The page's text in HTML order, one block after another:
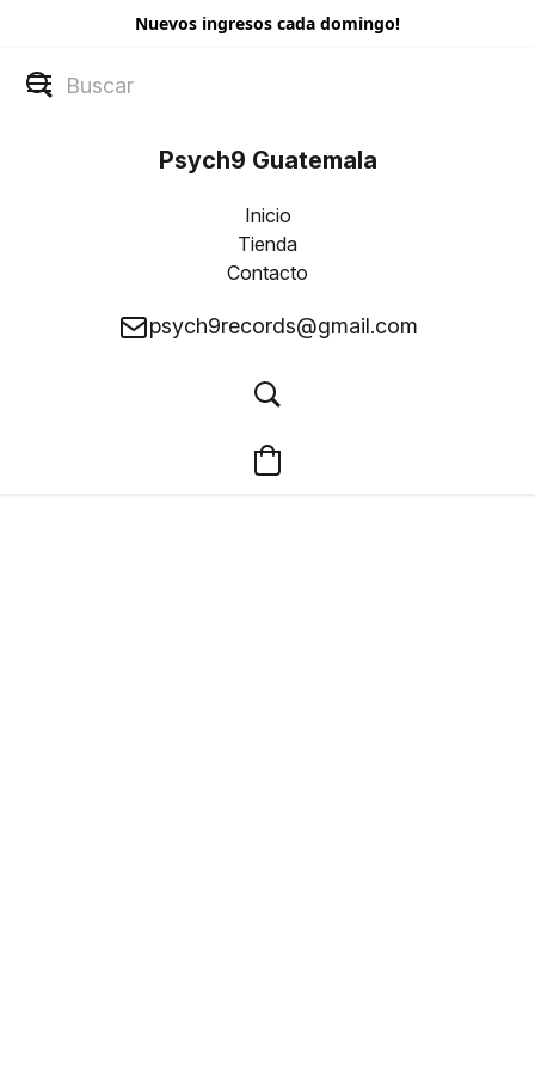
Nuevos ingresos cada domingo!
Psych9 Guatemala
Inicio
Tienda
Contacto
psych9records@gmail.com